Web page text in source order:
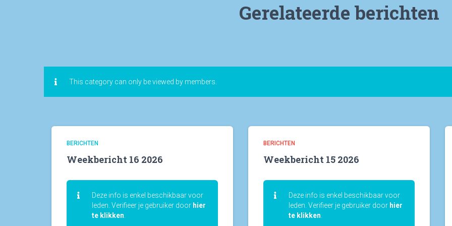
Gerelateerde berichten
This category can only be viewed by members.
BERICHTEN
Weekbericht 16 2026
Deze info is enkel beschikbaar voor
leden. Verifieer je gebruiker door hier
te klikken
BERICHTEN
Weekbericht 15 2026
Deze info is enkel beschikbaar voor
leden. Verifieer je gebruiker door hier
te klikken